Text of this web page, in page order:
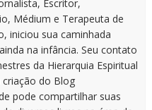
Escritor,
Médium e Terapeuta de
iniciou sua caminhada
na infância. Seu contato
da Hierarquia Espiritual
criação do Blog
pode compartilhar suas